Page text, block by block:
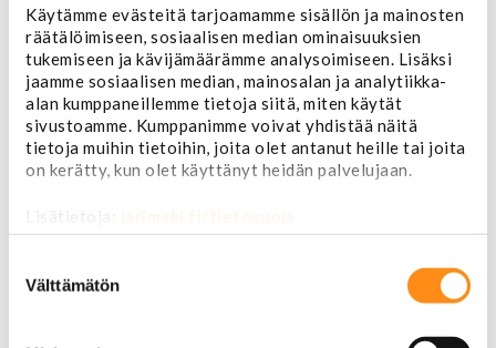
Käytämme evästeitä tarjoamamme sisällön ja mainosten
räätälöimiseen, sosiaalisen median ominaisuuksien
tukemiseen ja kävijämäärämme analysoimiseen. Lisäksi
jaamme sosiaalisen median, mainosalan ja analytiikka-
alan kumppaneillemme tietoja siitä, miten käytät
sivustoamme. Kumppanimme voivat yhdistää näitä
tietoja muihin tietoihin, joita olet antanut heille tai joita
on kerätty, kun olet käyttänyt heidän palvelujaan.
Lisätietoja: jarimaki.fi/tietosuoja
valinta
Välttämätön
Muut
Ohjainlaitteet
Startit ja startin osat
Starttimoottorit
Starttimoottorin osat
Sytytysosat
Sähköosat
Ajovalokytkimet